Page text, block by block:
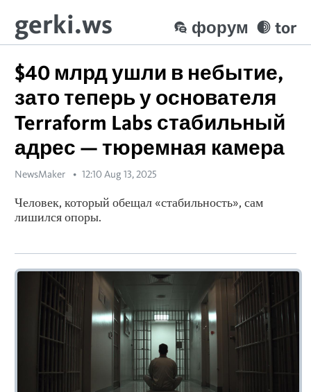
gerki.ws tor
форум
$40 млрд ушли в небытие,
зато теперь у основателя
Terraform Labs стабильный
адрес — тюремная камера
NewsMaker 12:10 Aug 13, 2025
Человек, который обещал «стабильность», сам
лишился опоры.